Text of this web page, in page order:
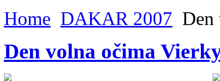
Home DAKAR 2007 Den
Den volna očima